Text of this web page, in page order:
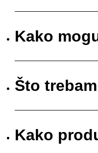
Kako
Što
Kako